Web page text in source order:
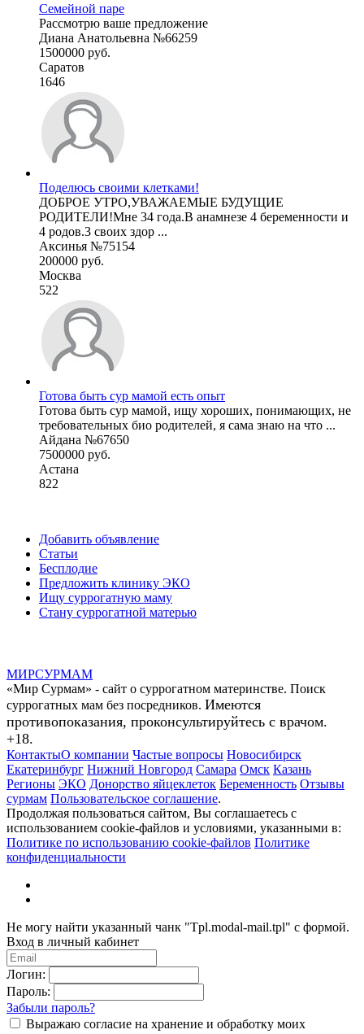
Семейной паре
Рассмотрю ваше предложение
Диана Анатольевна №66259
1500000 руб.
Саратов
1646
Поделюсь своими клетками!
ДОБРОЕ УТРО,УВАЖАЕМЫЕ БУДУЩИЕ
РОДИТЕЛИ!Мне 34 года.В анамнезе 4 беременности и
4 родов.3 своих здор ...
Аксинья №75154
200000 руб.
Москва
522
Готова быть сур мамой есть опыт
Готова быть сур мамой, ищу хороших, понимающих, не
требовательных био родителей, я сама знаю на что ...
Айдана №67650
7500000 руб.
Астана
822
Добавить объявление
Статьи
Бесплодие
Предложить клинику ЭКО
Ищу суррогатную маму
Стану суррогатной матерью
МИРСУРМАМ
«Мир Сурмам» - сайт о суррогатном материнстве. Поиск
суррогатных мам без посредников. Имеются
противопоказания, проконсультируйтесь с врачом.
+18.
КонтактыО компании Частые вопросы Новосибирск
Екатеринбург Нижний Новгород Самара Омск Казань
Регионы ЭКО Донорство яйцеклеток Беременность Отзывы
сурмам Пользовательское соглашение.
Продолжая пользоваться сайтом, Вы соглашаетесь с
использованием cookie-файлов и условиями, указанными в:
Политике по использованию cookie-файлов Политике
конфиденциальности
Не могу найти указанный чанк "Tpl.modal-mail.tpl" с формой.
Вход в личный кабинет
Логин:
Пароль:
Забыли пароль?
Выражаю согласие на хранение и обработку моих